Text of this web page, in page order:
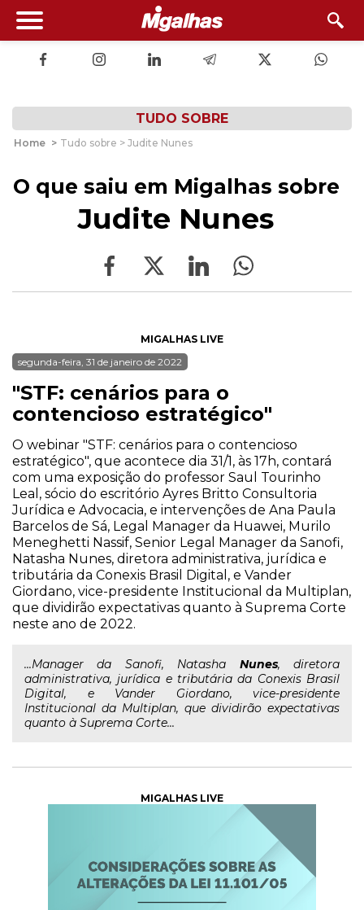
TUDO SOBRE
Home > Tudo sobre > Judite Nunes
O que saiu em Migalhas sobre
Judite Nunes
MIGALHAS LIVE
segunda-feira, 31 de janeiro de 2022
"STF: cenários para o
contencioso estratégico"
O webinar "STF: cenários para o contencioso
estratégico", que acontece dia 31/1, às 17h, contará
com uma exposição do professor Saul Tourinho
Leal, sócio do escritório Ayres Britto Consultoria
Jurídica e Advocacia, e intervenções de Ana Paula
Barcelos de Sá, Legal Manager da Huawei, Murilo
Meneghetti Nassif, Senior Legal Manager da Sanofi,
Natasha Nunes, diretora administrativa, jurídica e
tributária da Conexis Brasil Digital, e Vander
Giordano, vice-presidente Institucional da Multiplan,
que dividirão expectativas quanto à Suprema Corte
neste ano de 2022.
...Manager da Sanofi, Natasha Nunes, diretora
administrativa, jurídica e tributária da Conexis Brasil
Digital, e Vander Giordano, vice-presidente
Institucional da Multiplan, que dividirão expectativas
quanto à Suprema Corte...
MIGALHAS LIVE